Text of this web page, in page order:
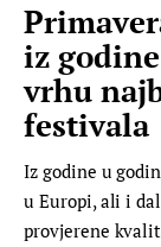
iz
vrhu
festivala
Iz godine u
u Europi, ali i
provjerene